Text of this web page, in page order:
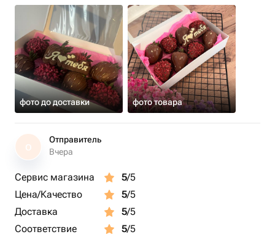
фото до доставки фото товара
О
Отправитель
Вчера
Сервис магазина 5/5
Цена/Качество
5/5
Доставка
5/5
Соответствие
5/5